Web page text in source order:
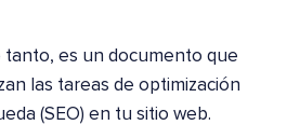
tanto, es un documento que
las tareas de optimización
(SEO) en tu sitio web.